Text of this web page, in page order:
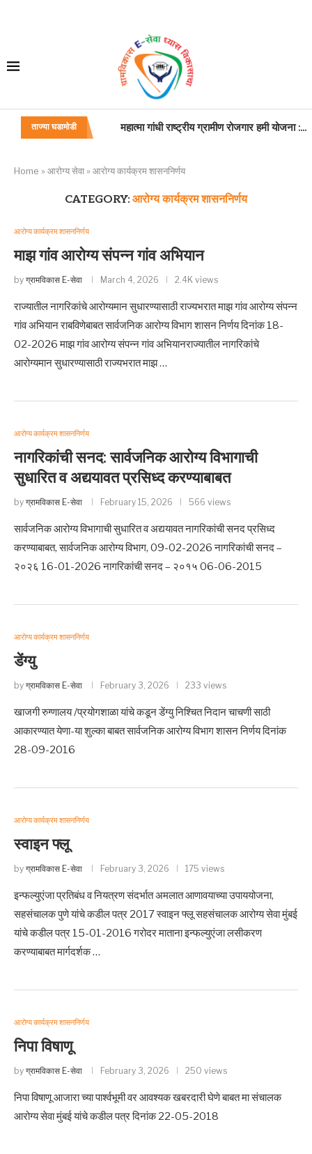
ताज्या घडामोडी
बाह्य यंत्रणा :सेवा
Home » आरोग्य सेवा » आरोग्य कार्यक्रम शासननिर्णय
CATEGORY: आरोग्य कार्यक्रम शासननिर्णय
आरोग्य कार्यक्रम शासननिर्णय
माझ गांव आरोग्य संपन्न गांव अभियान
by ग्रामविकास E-सेवा March 4, 2026 2.4K views
राज्यातील नागरिकांचे आरोग्यमान सुधारण्यासाठी राज्यभरात माझ गांव आरोग्य संपन्न
गांव अभियान राबविणेबाबत सार्वजनिक आरोग्य विभाग शासन निर्णय दिनांक 18-
02-2026 माझ गांव आरोग्य संपन्न गांव अभियानराज्यातील नागरिकांचे
आरोग्यमान सुधारण्यासाठी राज्यभरात माझ …
आरोग्य कार्यक्रम शासननिर्णय
नागरिकांची सनद: सार्वजनिक आरोग्य विभागाची
सुधारित व अद्ययावत प्रसिध्द करण्याबाबत
by ग्रामविकास E-सेवा February 15, 2026 566 views
सार्वजनिक आरोग्य विभागाची सुधारित व अद्ययावत नागरिकांची सनद प्रसिध्द
करण्याबाबत, सार्वजनिक आरोग्य विभाग, 09-02-2026 नागरिकांची सनद –
२०२६ 16-01-2026 नागरिकांची सनद – २०१५ 06-06-2015
आरोग्य कार्यक्रम शासननिर्णय
डेंग्यु
by ग्रामविकास E-सेवा February 3, 2026 233 views
खाजगी रुग्णालय /प्रयोगशाळा यांचे कडून डेंग्यु निश्चित निदान चाचणी साठी
आकारण्यात येणा-या शुल्का बाबत सार्वजनिक आरोग्य विभाग शासन निर्णय दिनांक
28-09-2016
आरोग्य कार्यक्रम शासननिर्णय
स्वाइन फ्लू
by ग्रामविकास E-सेवा February 3, 2026 175 views
इन्फल्युएंजा प्रतिबंध व नियत्रण संदर्भात अमलात आणावयाच्या उपाययोजना,
सहसंचालक पुणे यांचे कडील पत्र 2017 स्वाइन फ्लू सहसंचालक आरोग्य सेवा मुंबई
यांचे कडील पत्र 15-01-2016 गरोदर माताना इन्फल्युएंजा लसीकरण
करण्याबाबत मार्गदर्शक …
आरोग्य कार्यक्रम शासननिर्णय
निपा विषाणू
by ग्रामविकास E-सेवा February 3, 2026 250 views
निपा विषाणू आजारा च्या पार्श्वभूमी वर आवश्यक खबरदारी घेणे बाबत मा संचालक
आरोग्य सेवा मुंबई यांचे कडील पत्र दिनांक 22-05-2018